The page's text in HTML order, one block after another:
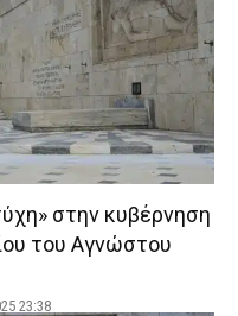
στην κυβέρνηση
του Αγνώστου
23:38